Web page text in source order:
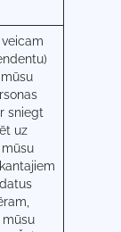
sniegt
uz
mūsu